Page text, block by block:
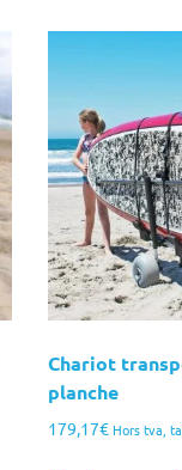
Chariot
planche
179,17€ Hors tva,